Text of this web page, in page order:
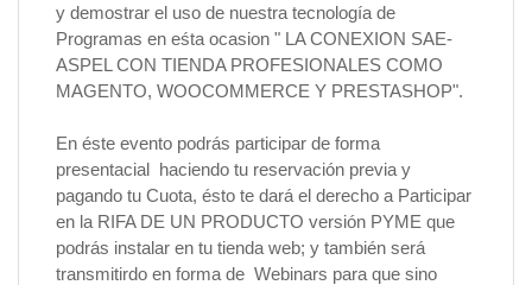
y demostrar el uso de nuestra tecnología de
Programas en eśta ocasion " LA CONEXION SAE-
ASPEL CON TIENDA PROFESIONALES COMO
MAGENTO, WOOCOMMERCE Y PRESTASHOP".
En éste evento podrás participar de forma
presentacial haciendo tu reservación previa y
pagando tu Cuota, ésto te dará el derecho a Participar
en la RIFA DE UN PRODUCTO versión PYME que
podrás instalar en tu tienda web; y también será
transmitirdo en forma de Webinars para que sino